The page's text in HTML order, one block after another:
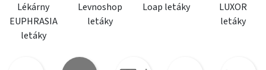
Lékárny
EUPHRASIA
letáky
Levnoshop
letáky
Loap letáky
LUXOR
letáky